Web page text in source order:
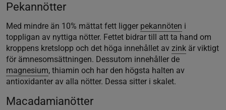
Pekannötter
Med mindre än 10% mättat fett ligger pekannöten i
toppligan av nyttiga nötter. Fettet bidrar till att ta hand om
kroppens kretslopp och det höga innehållet av zink är viktigt
för ämnesomsättningen. Dessutom innehåller de
magnesium, thiamin och har den högsta halten av
antioxidanter av alla nötter. Dessa sitter i skalet.
Macadamianötter